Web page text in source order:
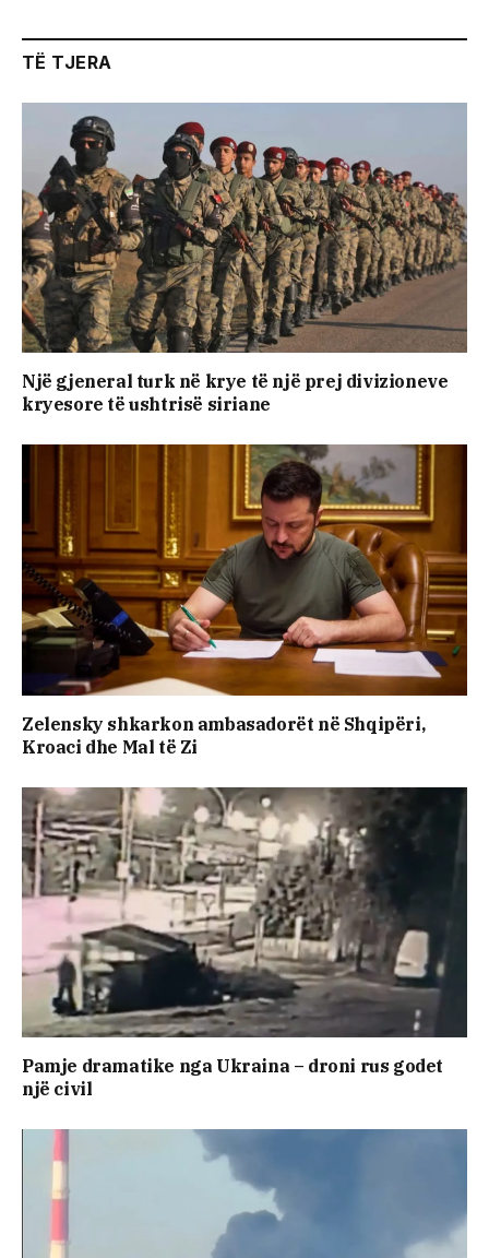
TË TJERA
Një gjeneral turk në krye të një prej divizioneve
kryesore të ushtrisë siriane
Zelensky shkarkon ambasadorët në Shqipëri,
Kroaci dhe Mal të Zi
Pamje dramatike nga Ukraina – droni rus godet
një civil